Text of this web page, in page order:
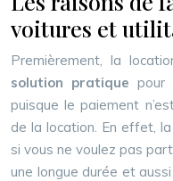
voitures et
Premièrement, la
solution pratique pour
puisque le paiement
de la location. En effet,
si vous ne voulez pas
une longue durée et